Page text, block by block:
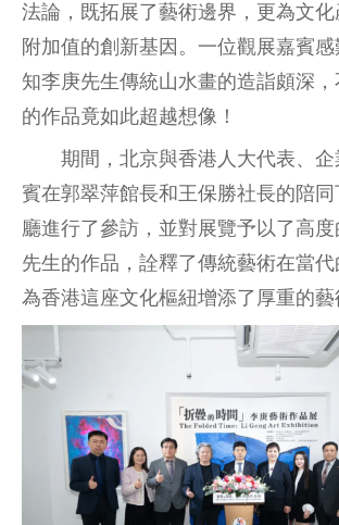
法論，既拓展了藝術邊界，更為文
附加值的創新基因。一位觀展嘉賓
知李庚先生傳統山水畫的造詣頗深
的作品竟如此超越想像！
期間，北京與香港人大代表、
賓在郭翠萍館長和王保勝社長的陪
廳進行了參訪，並對展覽予以了高
先生的作品，詮釋了傳統藝術在當
為香港這座文化樞紐增添了厚重的藝